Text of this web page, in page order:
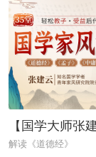
解读《道德经》